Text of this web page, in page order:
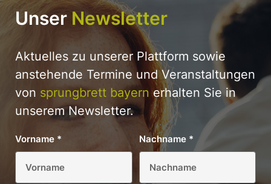
Unser Newsletter
Aktuelles zu unserer Plattform sowie
anstehende Termine und Veranstaltungen
von sprungbrett bayern erhalten Sie in
unserem Newsletter.
Vorname * Nachname *